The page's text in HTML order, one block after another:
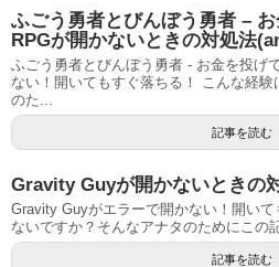
ふごう勇者とびんぼう勇者 –
RPGが開かないときの対処法
ふごう勇者とびんぼう勇者 - お金を投げ
ない！開いてもすぐ落ちる！ こんな経
のた...
記事を読む
Gravity Guyが開かないときの
Gravity Guyがエラーで開かない！開い
ないですか？そんなアナタのためにこの
記事を読む